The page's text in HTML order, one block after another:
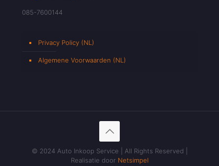
085-7600144
Privacy Policy (NL)
Algemene Voorwaarden (NL)
© 2024 Auto Inkoop Service | All Rights Reserved |
Realisatie door Netsimpel